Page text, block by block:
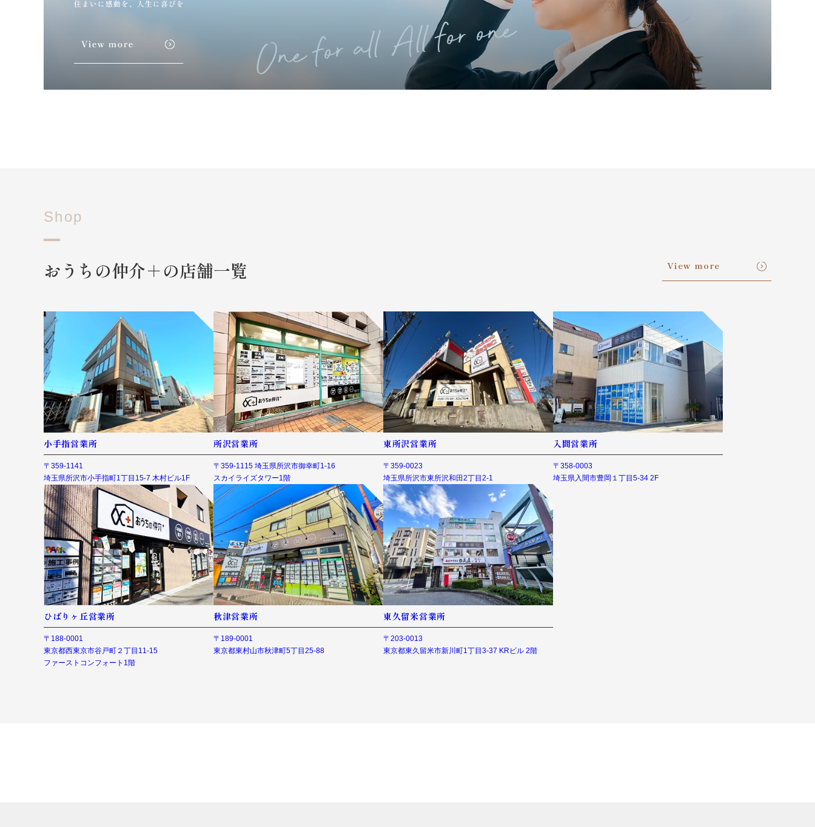
Shop
おうちの仲介＋の店舗一覧 View more
小手指営業所
〒359-1141
埼玉県所沢市小手指町1丁目15-7 木村ビル1F
所沢営業所
〒359-1115 埼玉県所沢市御幸町1-16
スカイライズタワー1階
東所沢営業所
〒359-0023
埼玉県所沢市東所沢和田2丁目2-1
入間営業所
〒358-0003
埼玉県入間市豊岡１丁目5-34 2F
ひばりヶ丘営業所
〒188-0001
東京都西東京市谷戸町２丁目11-15
ファーストコンフォート1階
秋津営業所
〒189-0001
東京都東村山市秋津町5丁目25-88
東久留米営業所
〒203-0013
東京都東久留米市新川町1丁目3-37 KRビル 2階